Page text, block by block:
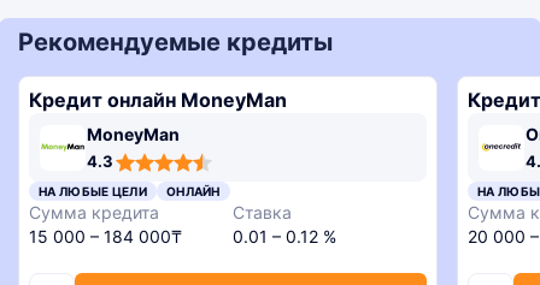
Рекомендуемые кредиты
Кредит онлайн MoneyMan
MoneyMan
4.3
НА ЛЮБЫЕ ЦЕЛИ ОНЛАЙН
Сумма кредита
15 000 – 184 000₸
Ставка
0.01 – 0.12 %
НА
Сумма
20 000
rating